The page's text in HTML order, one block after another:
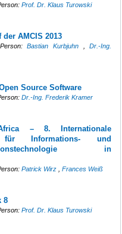
Prof. Dr. Klaus Turowski
der AMCIS 2013
Person:Bastian Kurbjuhn ,Dr.-Ing.
Source Software
Dr.-Ing. Frederik Kramer
– 8. Internationale
für Informations- und
in
Patrick Wirz ,Frances Weiß
8
Prof. Dr. Klaus Turowski